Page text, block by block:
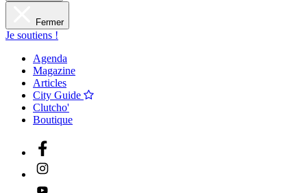
Fermer
Je soutiens !
Agenda
Magazine
Articles
City Guide
Clutcho'
Boutique